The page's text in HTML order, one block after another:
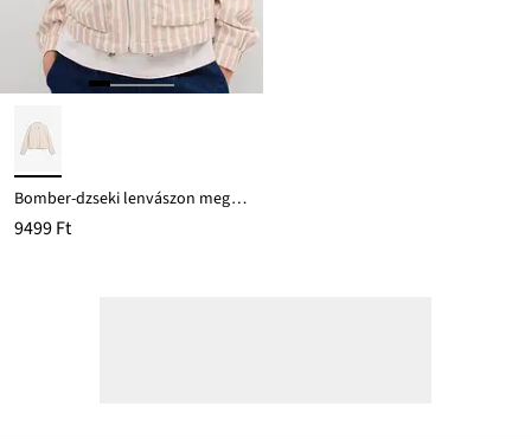
Bomber-dzseki lenvászon megjelenésben
9499 Ft